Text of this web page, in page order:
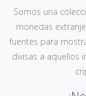
Somos una
monedas
fuentes para
divisas a aquellos